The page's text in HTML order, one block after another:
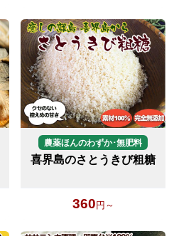
農薬ほんのわずか･無肥料
喜界島のさとうきび粗糖
360 円～